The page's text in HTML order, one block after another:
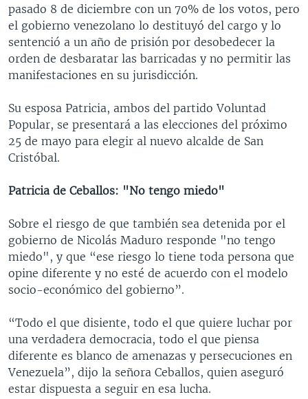
pasado 8 de diciembre con un 70% de los votos, pero
el gobierno venezolano lo destituyó del cargo y lo
sentenció a un año de prisión por desobedecer la
orden de desbaratar las barricadas y no permitir las
manifestaciones en su jurisdicción.
Su esposa Patricia, ambos del partido Voluntad
Popular, se presentará a las elecciones del próximo
25 de mayo para elegir al nuevo alcalde de San
Cristóbal.
Patricia de Ceballos: "No tengo miedo"
Sobre el riesgo de que también sea detenida por el
gobierno de Nicolás Maduro responde "no tengo
miedo", y que “ese riesgo lo tiene toda persona que
opine diferente y no esté de acuerdo con el modelo
socio-económico del gobierno”.
“Todo el que disiente, todo el que quiere luchar por
una verdadera democracia, todo el que piensa
diferente es blanco de amenazas y persecuciones en
Venezuela”, dijo la señora Ceballos, quien aseguró
estar dispuesta a seguir en esa lucha.